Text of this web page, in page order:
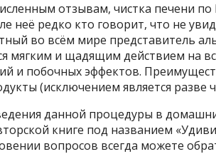
отзывам, чистка печени
неё редко кто говорит, что не
во всём мире представитель
мягким и щадящим действием на
и побочных эффектов.
(исключением является разве
данной процедуры в
книге под названием
вопросов всегда можете